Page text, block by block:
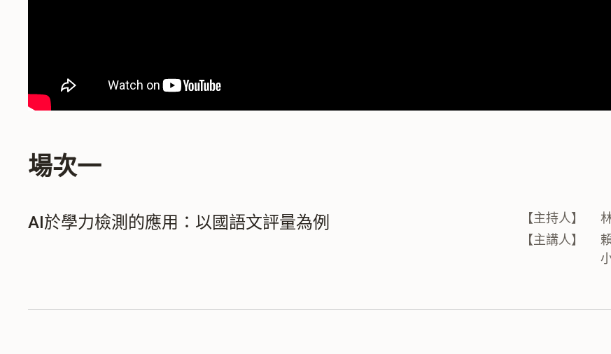
場次一
AI於學力檢測的應用：以國語文評量為例 【主持人】
【主講人】